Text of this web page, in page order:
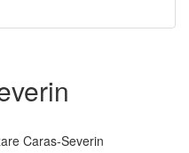
Caras-Severin